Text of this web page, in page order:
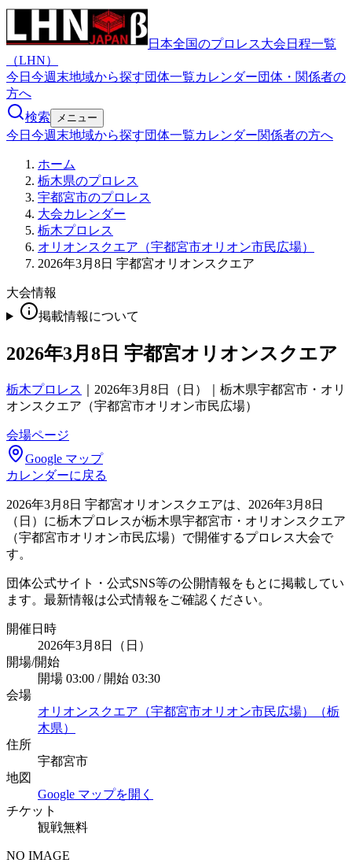
日本全国のプロレス大会日程一覧
（LHN）
今日 今週末地域から探す団体一覧カレンダー団体・関係者の
方へ
検索
メニュー
今日 今週末地域から探す団体一覧カレンダー関係者の方へ
ホーム
栃木県のプロレス
宇都宮市のプロレス
大会カレンダー
栃木プロレス
オリオンスクエア（宇都宮市オリオン市民広場）
2026年3月8日 宇都宮オリオンスクエア
大会情報
掲載情報について
2026年3月8日 宇都宮オリオンスクエア
栃木プロレス
2026年3月8日（日）｜栃木県宇都宮市・オリ
オンスクエア（宇都宮市オリオン市民広場）
会場ページ
Google マップ
カレンダーに戻る
2026年3月8日 宇都宮オリオンスクエアは、2026年3月8日
（日）に栃木プロレスが栃木県宇都宮市・オリオンスクエア
（宇都宮市オリオン市民広場）で開催するプロレス大会で
す。
団体公式サイト・公式SNS等の公開情報をもとに掲載してい
ます。最新情報は公式情報をご確認ください。
開催日時
2026年3月8日（日）
開場/開始
開場 03:00 / 開始 03:30
会場
オリオンスクエア（宇都宮市オリオン市民広場）（栃
木県）
住所
宇都宮市
地図
Google マップを開く
チケット
観戦無料
NO IMAGE